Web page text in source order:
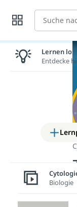
Suche
Lernen
Entdecke
Biologie